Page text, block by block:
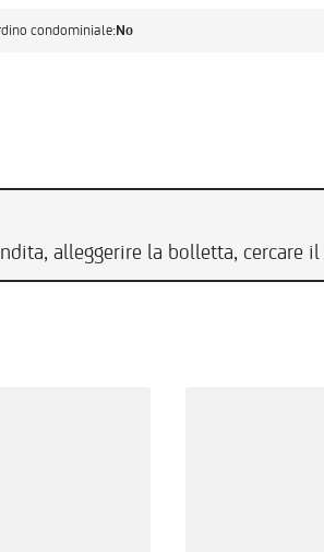
condominiale:No
alleggerire la bolletta, cercare